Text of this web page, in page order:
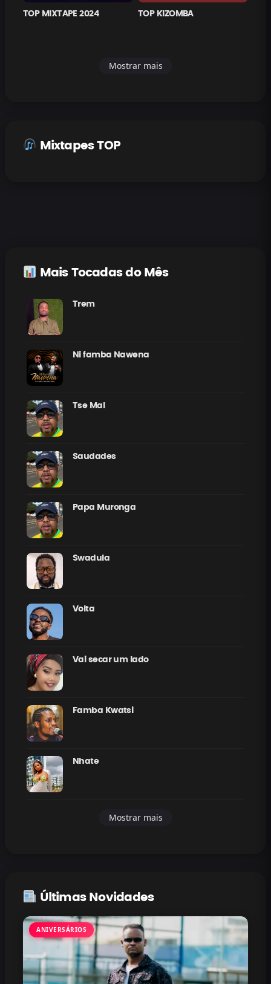
TOP MIXTAPE 2024 TOP KIZOMBA
Mostrar mais
Mixtapes TOP
Mais Tocadas do Mês
Trem
Ni famba Nawena
Tse Mal
Saudades
Papa Muronga
Swadula
Volta
Vai secar um lado
Famba Kwatsi
Nhate
Mostrar mais
Últimas Novidades
ANIVERSÁRIOS